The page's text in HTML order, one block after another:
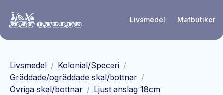
Livsmedel Matbutiker
Livsmedel / Kolonial/Speceri /
Gräddade/ogräddade skal/bottnar /
Övriga skal/bottnar / Ljust anslag 18cm